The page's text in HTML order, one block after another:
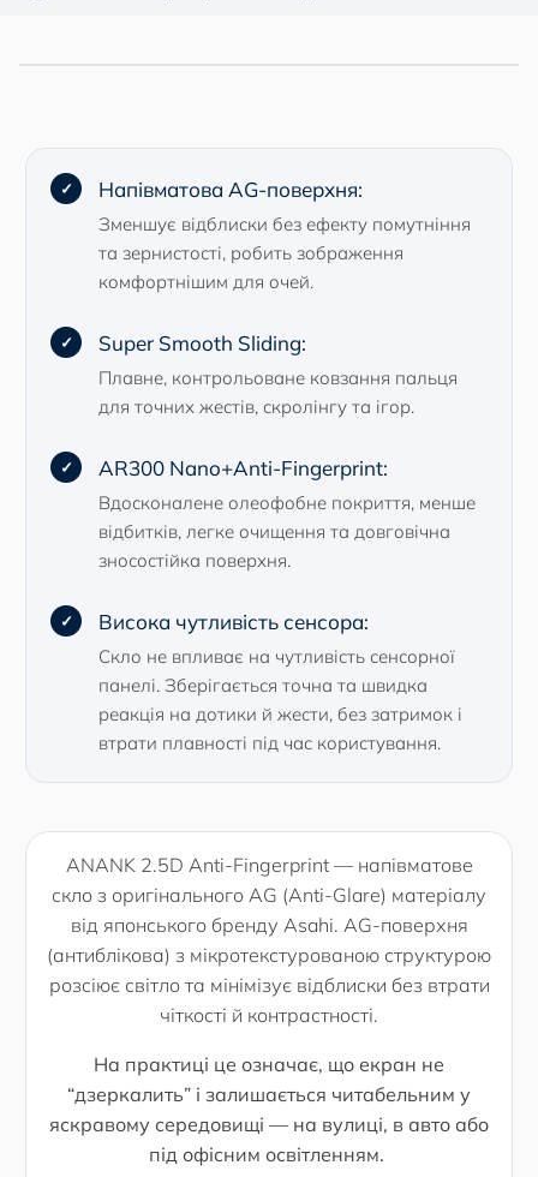
Напівматова AG-поверхня:
Зменшує відблиски без ефекту помутніння
та зернистості, робить зображення
комфортнішим для очей.
Super Smooth Sliding:
Плавне, контрольоване ковзання пальця
для точних жестів, скролінгу та ігор.
AR300 Nano+Anti-Fingerprint:
Вдосконалене олеофобне покриття, менше
відбитків, легке очищення та довговічна
зносостійка поверхня.
Висока чутливість сенсора:
Скло не впливає на чутливість сенсорної
панелі. Зберігається точна та швидка
реакція на дотики й жести, без затримок і
втрати плавності під час користування.
ANANK 2.5D Anti-Fingerprint — напівматове
скло з оригінального AG (Anti-Glare) матеріалу
від японського бренду Asahi. AG-поверхня
(антиблікова) з мікротекстурованою структурою
розсіює світло та мінімізує відблиски без втрати
чіткості й контрастності.
На практиці це означає, що екран не
“дзеркалить” і залишається читабельним у
яскравому середовищі — на вулиці, в авто або
під офісним освітленням.